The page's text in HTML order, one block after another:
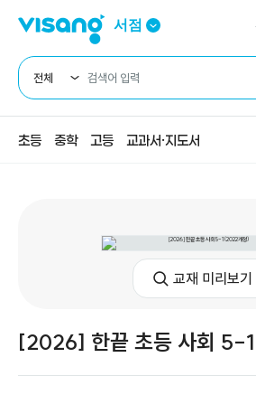
서점
전체
초등 중학 고등 교과서·지도서
교재 미리보기
[2026] 한끝 초등 사회 5-